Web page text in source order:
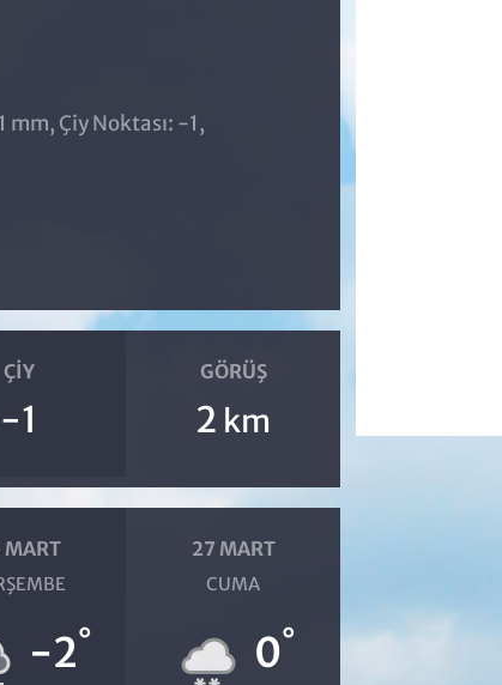
mm, Çiy Noktası: -1,
ÇIY
-1
GÖRÜŞ
2 km
MART
-2°
27 MART
CUMA
0°